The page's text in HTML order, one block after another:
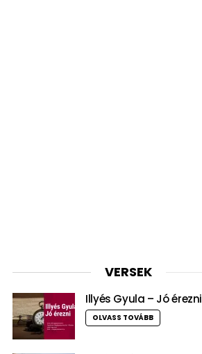
VERSEK
Illyés Gyula – Jó érezni
OLVASS TOVÁBB